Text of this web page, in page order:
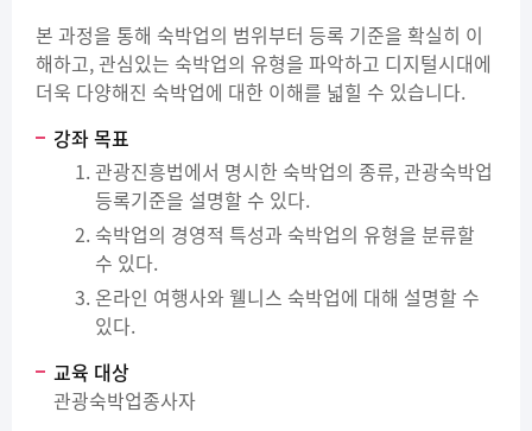
본 과정을 통해 숙박업의 범위부터 등록 기준을 확실히 이
해하고, 관심있는 숙박업의 유형을 파악하고 디지털시대에
더욱 다양해진 숙박업에 대한 이해를 넓힐 수 있습니다.
강좌 목표
관광진흥법에서 명시한 숙박업의 종류, 관광숙박업
등록기준을 설명할 수 있다.
숙박업의 경영적 특성과 숙박업의 유형을 분류할
수 있다.
온라인 여행사와 웰니스 숙박업에 대해 설명할 수
있다.
교육 대상
관광숙박업종사자